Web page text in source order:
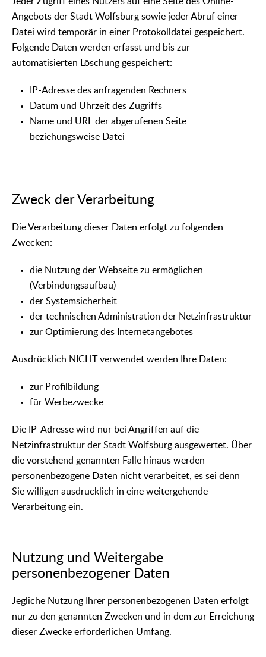
Angebots der Stadt Wolfsburg sowie jeder Abruf einer
Datei wird temporär in einer Protokolldatei gespeichert.
Folgende Daten werden erfasst und bis zur
automatisierten Löschung gespeichert:
IP-Adresse des anfragenden Rechners
Datum und Uhrzeit des Zugriffs
Name und URL der abgerufenen Seite
beziehungsweise Datei
Zweck der Verarbeitung
Die Verarbeitung dieser Daten erfolgt zu folgenden
Zwecken:
die Nutzung der Webseite zu ermöglichen
(Verbindungsaufbau)
der Systemsicherheit
der technischen Administration der Netzinfrastruktur
zur Optimierung des Internetangebotes
Ausdrücklich NICHT verwendet werden Ihre Daten:
zur Profilbildung
für Werbezwecke
Die IP-Adresse wird nur bei Angriffen auf die
Netzinfrastruktur der Stadt Wolfsburg ausgewertet. Über
die vorstehend genannten Fälle hinaus werden
personenbezogene Daten nicht verarbeitet, es sei denn
Sie willigen ausdrücklich in eine weitergehende
Verarbeitung ein.
Nutzung und Weitergabe
personenbezogener Daten
Jegliche Nutzung Ihrer personenbezogenen Daten erfolgt
nur zu den genannten Zwecken und in dem zur Erreichung
dieser Zwecke erforderlichen Umfang.